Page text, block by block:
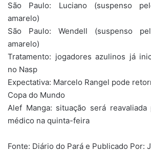
São Paulo: Luciano (suspenso
amarelo)
São Paulo: Wendell (suspenso
amarelo)
Tratamento: jogadores azulinos já
no Nasp
Expectativa: Marcelo Rangel pode
Copa do Mundo
Alef Manga: situação será
médico na quinta-feira
Fonte: Diário do Pará e Publicado Por: